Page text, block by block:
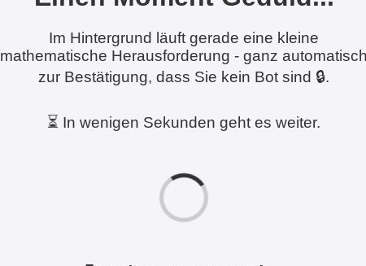
Im Hintergrund läuft gerade eine kleine
mathematische Herausforderung - ganz
zur Bestätigung, dass Sie kein Bot sind 🔒.
⏳ In wenigen Sekunden geht es weiter.